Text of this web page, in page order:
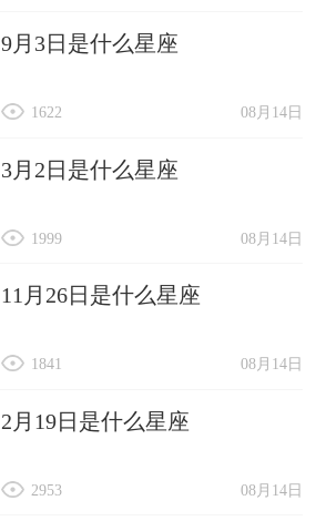
9月3日是什么星座
08月14日
1622
3月2日是什么星座
08月14日
1999
11月26日是什么星座
08月14日
1841
2月19日是什么星座
08月14日
2953